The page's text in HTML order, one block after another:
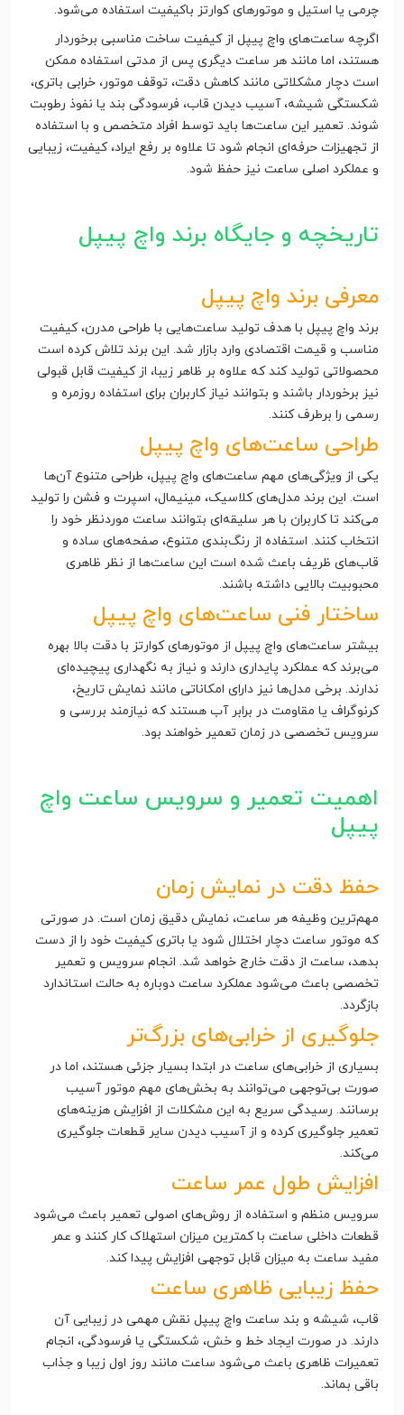
چرمی یا استیل و موتورهای کوارتز باکیفیت استفاده می‌شود.
اگرچه ساعت‌های واچ پیپل از کیفیت ساخت مناسبی برخوردار
هستند، اما مانند هر ساعت دیگری پس از مدتی استفاده ممکن
است دچار مشکلاتی مانند کاهش دقت، توقف موتور، خرابی باتری،
شکستگی شیشه، آسیب دیدن قاب، فرسودگی بند یا نفوذ رطوبت
شوند. تعمیر این ساعت‌ها باید توسط افراد متخصص و با استفاده
از تجهیزات حرفه‌ای انجام شود تا علاوه بر رفع ایراد، کیفیت، زیبایی
و عملکرد اصلی ساعت نیز حفظ شود.
تاریخچه و جایگاه برند واچ پیپل
معرفی برند واچ پیپل
برند واچ پیپل با هدف تولید ساعت‌هایی با طراحی مدرن، کیفیت
مناسب و قیمت اقتصادی وارد بازار شد. این برند تلاش کرده است
محصولاتی تولید کند که علاوه بر ظاهر زیبا، از کیفیت قابل قبولی
نیز برخوردار باشند و بتوانند نیاز کاربران برای استفاده روزمره و
رسمی را برطرف کنند.
طراحی ساعت‌های واچ پیپل
یکی از ویژگی‌های مهم ساعت‌های واچ پیپل، طراحی متنوع آن‌ها
است. این برند مدل‌های کلاسیک، مینیمال، اسپرت و فشن را تولید
می‌کند تا کاربران با هر سلیقه‌ای بتوانند ساعت موردنظر خود را
انتخاب کنند. استفاده از رنگ‌بندی متنوع، صفحه‌های ساده و
قاب‌های ظریف باعث شده است این ساعت‌ها از نظر ظاهری
محبوبیت بالایی داشته باشند.
ساختار فنی ساعت‌های واچ پیپل
بیشتر ساعت‌های واچ پیپل از موتورهای کوارتز با دقت بالا بهره
می‌برند که عملکرد پایداری دارند و نیاز به نگهداری پیچیده‌ای
ندارند. برخی مدل‌ها نیز دارای امکاناتی مانند نمایش تاریخ،
کرنوگراف یا مقاومت در برابر آب هستند که نیازمند بررسی و
سرویس تخصصی در زمان تعمیر خواهند بود.
اهمیت تعمیر و سرویس ساعت واچ
پیپل
حفظ دقت در نمایش زمان
مهم‌ترین وظیفه هر ساعت، نمایش دقیق زمان است. در صورتی
که موتور ساعت دچار اختلال شود یا باتری کیفیت خود را از دست
بدهد، ساعت از دقت خارج خواهد شد. انجام سرویس و تعمیر
تخصصی باعث می‌شود عملکرد ساعت دوباره به حالت استاندارد
بازگردد.
جلوگیری از خرابی‌های بزرگ‌تر
بسیاری از خرابی‌های ساعت در ابتدا بسیار جزئی هستند، اما در
صورت بی‌توجهی می‌توانند به بخش‌های مهم موتور آسیب
برسانند. رسیدگی سریع به این مشکلات از افزایش هزینه‌های
تعمیر جلوگیری کرده و از آسیب دیدن سایر قطعات جلوگیری
می‌کند.
افزایش طول عمر ساعت
سرویس منظم و استفاده از روش‌های اصولی تعمیر باعث می‌شود
قطعات داخلی ساعت با کمترین میزان استهلاک کار کنند و عمر
مفید ساعت به میزان قابل توجهی افزایش پیدا کند.
حفظ زیبایی ظاهری ساعت
قاب، شیشه و بند ساعت واچ پیپل نقش مهمی در زیبایی آن
دارند. در صورت ایجاد خط و خش، شکستگی یا فرسودگی، انجام
تعمیرات ظاهری باعث می‌شود ساعت مانند روز اول زیبا و جذاب
باقی بماند.